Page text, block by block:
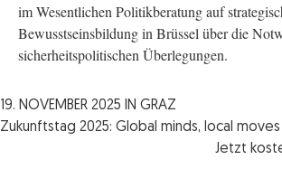
im Wesentlichen Politikberatung auf
Bewusstseinsbildung in Brüssel über die
sicherheitspolitischen Überlegungen.
19. NOVEMBER 2025 IN GRAZ
Zukunftstag 2025: Global minds, local moves
Jetzt